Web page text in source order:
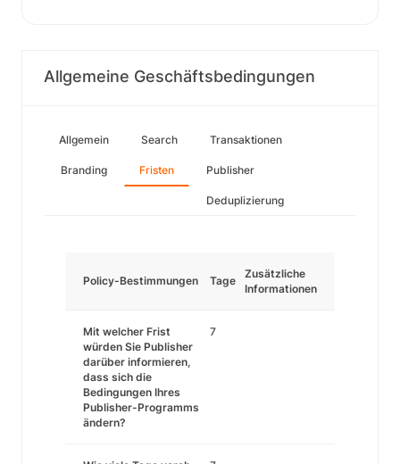
Allgemeine Geschäftsbedingungen
Allgemein Search Transaktionen
Branding Fristen Publisher
Deduplizierung
Policy-Bestimmungen Tage
Zusätzliche
Informationen
Mit welcher Frist
würden Sie Publisher
darüber informieren,
dass sich die
Bedingungen Ihres
Publisher-Programms
ändern?
7